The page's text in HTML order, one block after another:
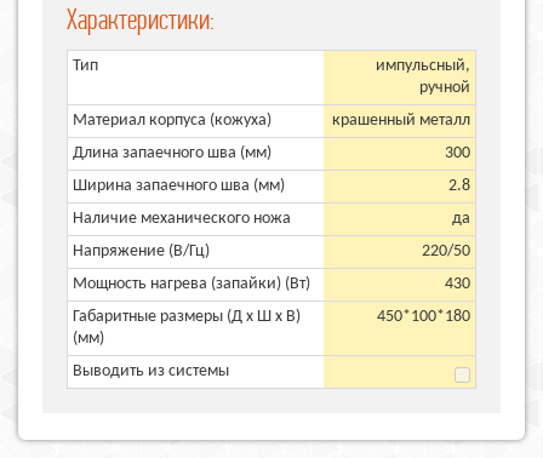
Характеристики:
Тип
импульсный,
ручной
Материал корпуса (кожуха)
крашенный металл
Длина запаечного шва (мм)
300
Ширина запаечного шва (мм)
2.8
Наличие механического ножа
да
Напряжение (В/Гц)
220/50
Мощность нагрева (запайки) (Вт)
430
Габаритные размеры (Д х Ш х В)
(мм)
450*100*180
Выводить из системы